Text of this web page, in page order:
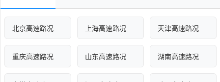
北京高速路况 上海高速路况 天津高速路况
重庆高速路况 山东高速路况 湖南高速路况